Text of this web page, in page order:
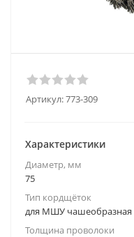
Артикул:773-309
Характеристики
Диаметр, мм
75
Тип кордщёток
для МШУ чашеобразная
Толщина проволоки